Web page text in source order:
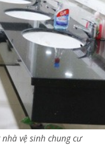
vệ sinh chung cư